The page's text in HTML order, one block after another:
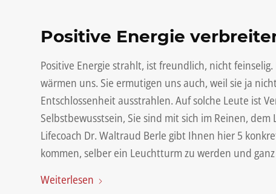
Positive Energie
Positive Energie strahlt, ist freundlich, nicht
wärmen uns. Sie ermutigen uns auch, weil sie ja
Entschlossenheit ausstrahlen. Auf solche Leute ist
Selbstbewusstsein, Sie sind mit sich im Reinen,
Lifecoach Dr. Waltraud Berle gibt Ihnen hier 5
kommen, selber ein Leuchtturm zu werden und
Weiterlesen